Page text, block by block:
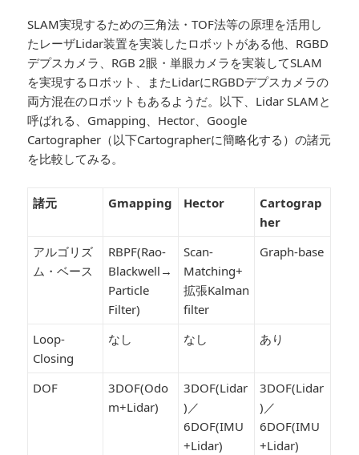
SLAM実現するための三角法・TOF法等の原理を活用し
たレーザLidar装置を実装したロボットがある他、RGBD
デプスカメラ、RGB 2眼・単眼カメラを実装してSLAM
を実現するロボット、またLidarにRGBDデプスカメラの
両方混在のロボットもあるようだ。以下、Lidar SLAMと
呼ばれる、Gmapping、Hector、Google
Cartographer（以下Cartographerに簡略化する）の諸元
を比較してみる。
諸元 Gmapping Hector
Cartograp
her
アルゴリズ
ム・ベース
RBPF(Rao-
Blackwell→
Particle
Filter)
Scan-
Matching+
拡張Kalman
filter
Graph-base
Loop-
Closing
なし なし あり
DOF
3DOF(Odo
m+Lidar)
3DOF(Lidar
)／
6DOF(IMU
+Lidar)
3DOF(Lidar
)／
6DOF(IMU
+Lidar)